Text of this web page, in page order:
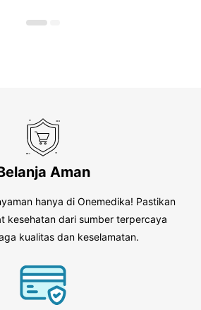
Aman
hanya di Onemedika! Pastikan
kesehatan dari sumber terpercaya
kualitas dan keselamatan.